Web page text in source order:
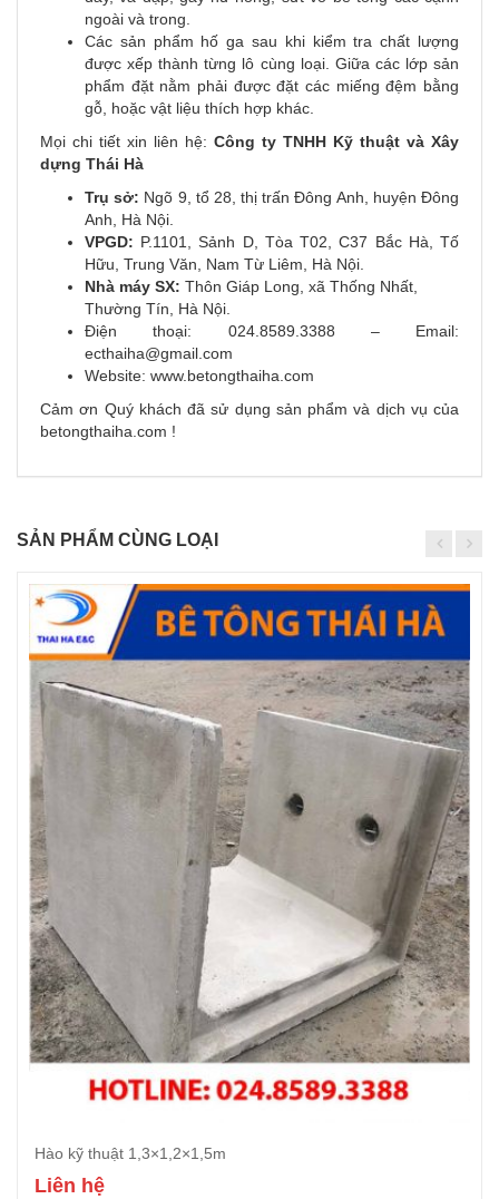
ngoài và trong.
Các sản phẩm hố ga sau khi kiểm tra chất lượng
được xếp thành từng lô cùng loại. Giữa các lớp sản
phẩm đặt nằm phải được đặt các miếng đệm bằng
gỗ, hoặc vật liệu thích hợp khác.
Mọi chi tiết xin liên hệ: Công ty TNHH Kỹ thuật và Xây
dựng Thái Hà
Trụ sở: Ngõ 9, tổ 28, thị trấn Đông Anh, huyện Đông
Anh, Hà Nội.
VPGD: P.1101, Sảnh D, Tòa T02, C37 Bắc Hà, Tố
Hữu, Trung Văn, Nam Từ Liêm, Hà Nội.
Nhà máy SX: Thôn Giáp Long, xã Thống Nhất,
Thường Tín, Hà Nội.
Điện thoại: 024.8589.3388 – Email:
ecthaiha@gmail.com
Website: www.betongthaiha.com
Cảm ơn Quý khách đã sử dụng sản phẩm và dịch vụ của
betongthaiha.com !
SẢN PHẨM CÙNG LOẠI
Hào kỹ thuật 1,3×1,2×1,5m
Liên hệ